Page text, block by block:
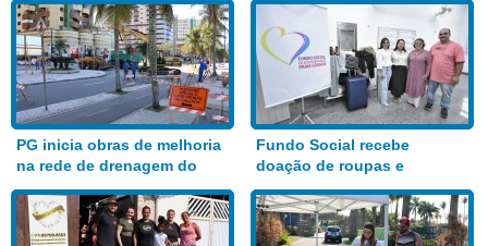
PG inicia obras de melhoria
na rede de drenagem do
Bairro Aviação
Fundo Social recebe
doação de roupas e
alimentos